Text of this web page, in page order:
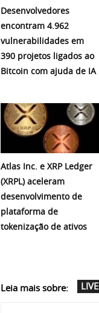
Desenvolvedores
encontram 4.962
vulnerabilidades em
390 projetos ligados ao
Bitcoin com ajuda de IA
Atlas Inc. e XRP Ledger
(XRPL) aceleram
desenvolvimento de
plataforma de
tokenização de ativos
Leia mais sobre: LIVE